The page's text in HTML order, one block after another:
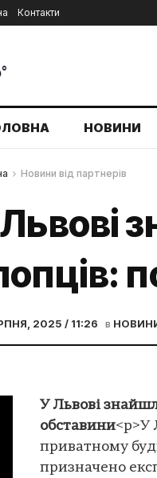
Контакти
НОВИНИ
Новини від партнерів
2025 / 11:26 в
У Львові
обставини<p>У
приватному
призначено